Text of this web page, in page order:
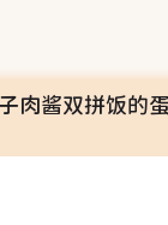
肉酱双拼饭的